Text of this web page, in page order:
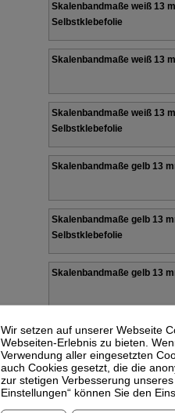
Skalenbandmaße weiß 13
Selbstklebefolie
Skalenbandmaße weiß 13
Skalenbandmaße weiß 13
Selbstklebefolie
Skalenbandmaße gelb 13
Skalenbandmaße gelb 13
Selbstklebefolie
Skalenbandmaße gelb 13
Skalenbandmaße gelb 13
Selbstklebefolie
Skalenbandmaße weiß 13
Wir setzen auf unserer Webseite
Webseiten-Erlebnis zu bieten.
Verwendung aller eingesetzten
auch Cookies gesetzt, die die
zur stetigen Verbesserung
Einstellungen“ können Sie den